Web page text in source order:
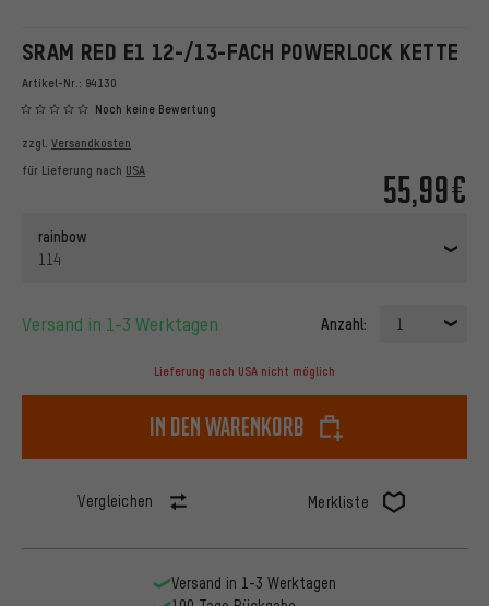
SRAM RED E1 12-/13-FACH POWERLOCK KETTE
Artikel-Nr.: 94130
Noch keine Bewertung
55,99€
zzgl. Versandkosten
für Lieferung nach USA
rainbow
114
Versand in 1-3 Werktagen Anzahl: 1
Lieferung nach USA nicht möglich
In den Warenkorb
Vergleichen Merkliste
Versand in 1-3 Werktagen